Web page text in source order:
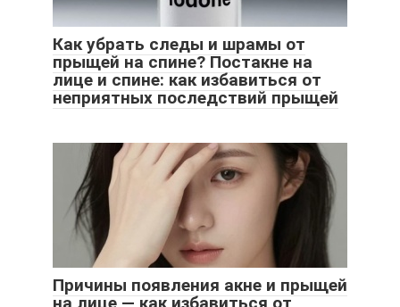
Как убрать следы и шрамы от
прыщей на спине? Постакне на
лице и спине: как избавиться от
неприятных последствий прыщей
Причины появления акне и прыщей